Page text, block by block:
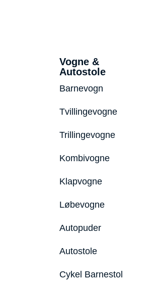
Vogne &
Autostole
Barnevogn
Tvillingevogne
Trillingevogne
Kombivogne
Klapvogne
Løbevogne
Autopuder
Autostole
Cykel Barnestol